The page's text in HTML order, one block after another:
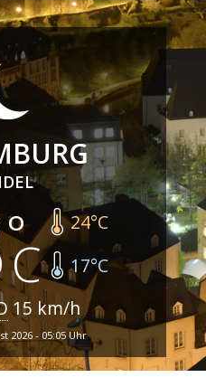
24°C
17°C
15 km/h
2026 - 05:05 Uhr